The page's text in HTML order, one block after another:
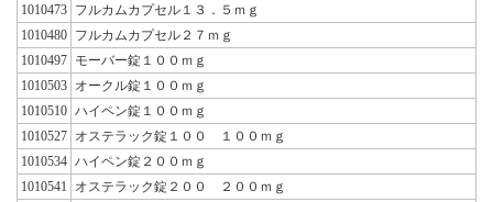
1010473 フルカムカプセル１３．５ｍｇ
1010480 フルカムカプセル２７ｍｇ
1010497 モーバー錠１００ｍｇ
1010503 オークル錠１００ｍｇ
1010510 ハイペン錠１００ｍｇ
1010527 オステラック錠１００ １００ｍｇ
1010534 ハイペン錠２００ｍｇ
1010541
オステラック錠２００ ２００ｍｇ